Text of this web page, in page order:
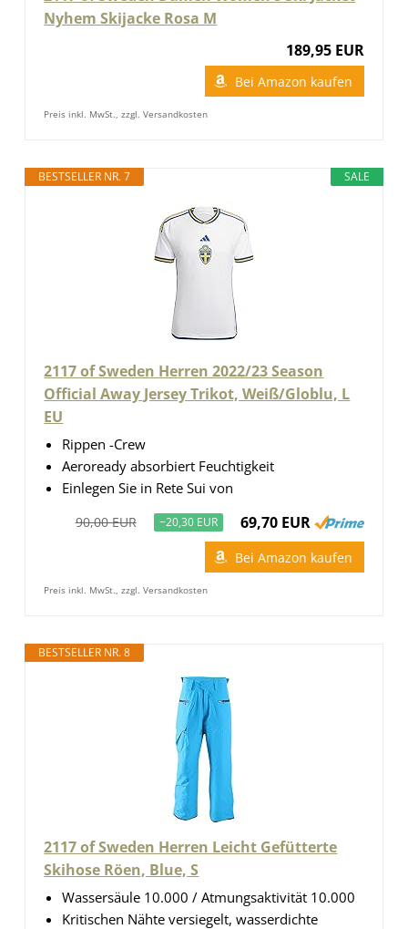
Nyhem Skijacke Rosa M
189,95 EUR
Bei Amazon kaufen
Preis inkl. MwSt., zzgl. Versandkosten
SALE
BESTSELLER NR. 7
2117 of Sweden Herren 2022/23 Season
Official Away Jersey Trikot, Weiß/Globlu, L
EU
Rippen -Crew
Aeroready absorbiert Feuchtigkeit
Einlegen Sie in Rete Sui von
90,00 EUR −20,30 EUR 69,70 EUR
Bei Amazon kaufen
Preis inkl. MwSt., zzgl. Versandkosten
BESTSELLER NR. 8
2117 of Sweden Herren Leicht Gefütterte
Skihose Röen, Blue, S
Wassersäule 10.000 / Atmungsaktivität 10.000
Kritischen Nähte versiegelt, wasserdichte